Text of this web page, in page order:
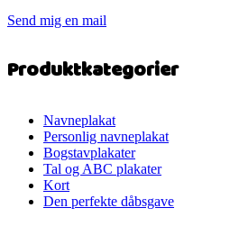
Send mig en mail
Produktkategorier
Navneplakat
Personlig navneplakat
Bogstavplakater
Tal og ABC plakater
Kort
Den perfekte dåbsgave